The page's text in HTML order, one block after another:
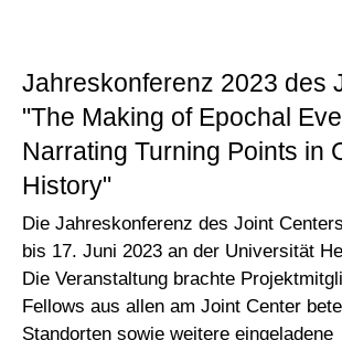
Jahreskonferenz 2023 des
"The Making of Epochal
Narrating Turning Points in
History"
Die Jahreskonferenz des Joint
bis 17. Juni 2023 an der Universität
Die Veranstaltung brachte
Fellows aus allen am Joint Center
Standorten sowie weitere eingeladene